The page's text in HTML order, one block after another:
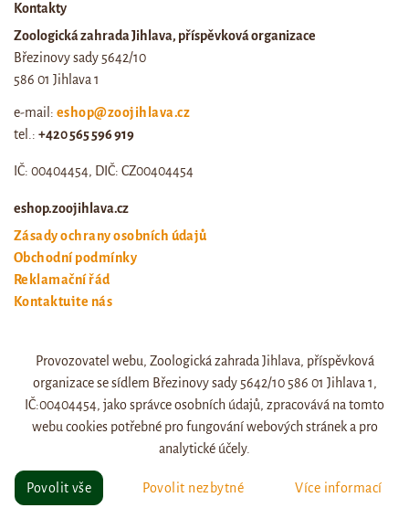
Kontakty
Zoologická zahrada Jihlava, příspěvková organizace
Březinovy sady 5642/10
586 01 Jihlava 1
e-mail: eshop@zoojihlava.cz
tel.: +420 565 596 919
IČ: 00404454, DIČ: CZ00404454
eshop.zoojihlava.cz
Zásady ochrany osobních údajů
Obchodní podmínky
Reklamační řád
Kontaktujte nás
Web zoo jihlava
Otevírací doba a ceník
© eshop.zoojihlava.cz, vytvořil
Provozovatel webu, Zoologická zahrada Jihlava, příspěvková
organizace se sídlem Březinovy sady 5642/10 586 01 Jihlava 1,
IČ:00404454, jako správce osobních údajů, zpracovává na tomto
webu cookies potřebné pro fungování webových stránek a pro
analytické účely.
Povolit vše Povolit nezbytné Více informací